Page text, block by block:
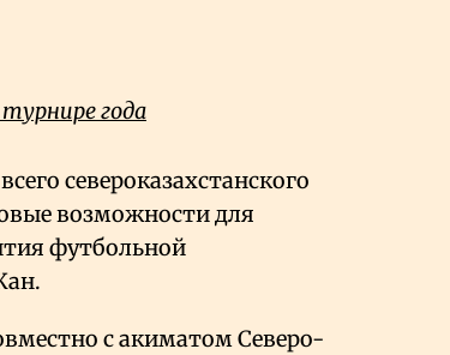
года
североказахстанского
возможности для
футбольной
с акиматом Северо-